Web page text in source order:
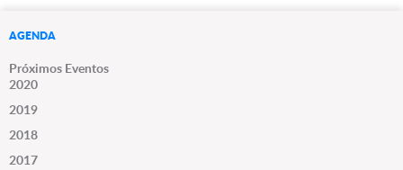
AGENDA
Próximos Eventos
2020
2019
2018
2017